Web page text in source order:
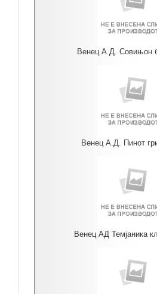
Венец А.Д. Совињон
Венец А.Д. Пинот
Венец АД Темјаника